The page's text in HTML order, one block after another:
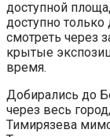
доступной
доступно
смотреть через
крытые
время.
Добирались до
через весь
Тимирязева